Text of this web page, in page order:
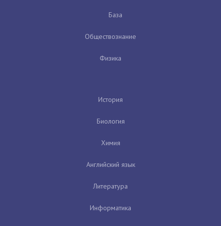
База
Обществознание
Физика
История
Биология
Химия
Английский язык
Литература
Информатика